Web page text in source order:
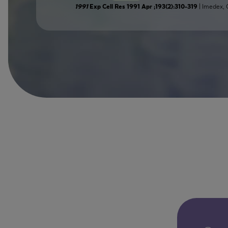
1991 Exp Cell Res 1991 Apr ;193(2):310-319 | Imedex,